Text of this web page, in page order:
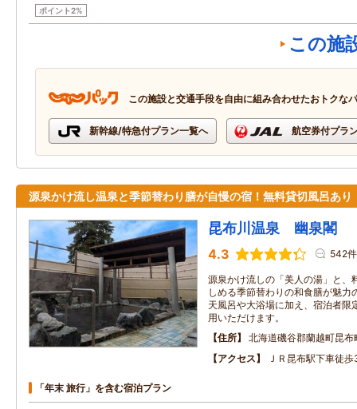
ポイント2%
この施
この施設と交通手段を自由に組み合わせたおトクな
新幹線/特急付プラン一覧へ 航空券付プラ
源泉かけ流し温泉と季節替わり膳が自慢の宿！無料貸切風呂あり
昆布川温泉 幽泉閣
4.3 542件
源泉かけ流しの「美人の湯」と、
しめる季節替わりの和食膳が魅力
天風呂や大浴場に加え、宿泊者限
用いただけます。
住所
北海道磯谷郡蘭越町昆布
アクセス
ＪＲ昆布駅下車徒
「年末 旅行」を含む宿泊プラン